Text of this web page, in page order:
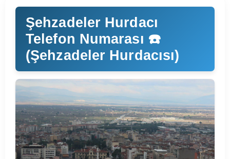
Şehzadeler Hurdacı
Telefon Numarası ☎️
(Şehzadeler Hurdacısı)